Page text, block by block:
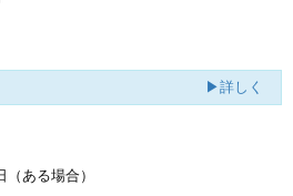
▶詳しく
ある場合）